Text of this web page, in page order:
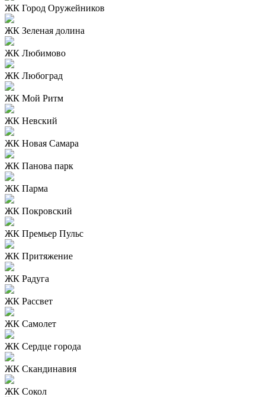
ЖК Город Оружейников
ЖК Зеленая долина
ЖК Любимово
ЖК Любоград
ЖК Мой Ритм
ЖК Невский
ЖК Новая Самара
ЖК Панова парк
ЖК Парма
ЖК Покровский
ЖК Премьер Пульс
ЖК Притяжение
ЖК Радуга
ЖК Рассвет
ЖК Самолет
ЖК Сердце города
ЖК Скандинавия
ЖК Сокол